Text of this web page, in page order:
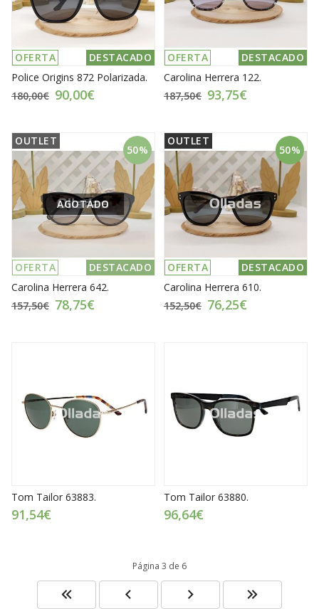
OFERTA
DESTACADO
Police Origins 872 Polarizada.
180,00€ 90,00€
OFERTA
DESTACADO
Carolina Herrera 122.
187,50€ 93,75€
50%
OFERTA DESTACADO
OUTLET
AGOTADO
Carolina Herrera 642.
157,50€ 78,75€
50%
OFERTA DESTACADO
OUTLET
Carolina Herrera 610.
152,50€ 76,25€
Tom Tailor 63883.
91,54€
Tom Tailor 63880.
96,64€
Página 3 de 6